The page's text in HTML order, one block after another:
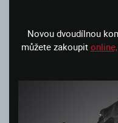
Novou dvoudílnou
můžete zakoupit online,